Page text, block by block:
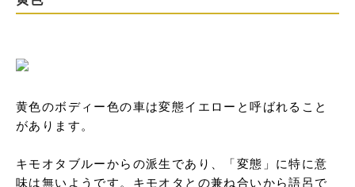
黄色のボディー色の車は変態イエローと呼ばれること
があります。
キモオタブルーからの派生であり、「変態」に特に意
味は無いようです。キモオタとの兼ね合いから語呂で